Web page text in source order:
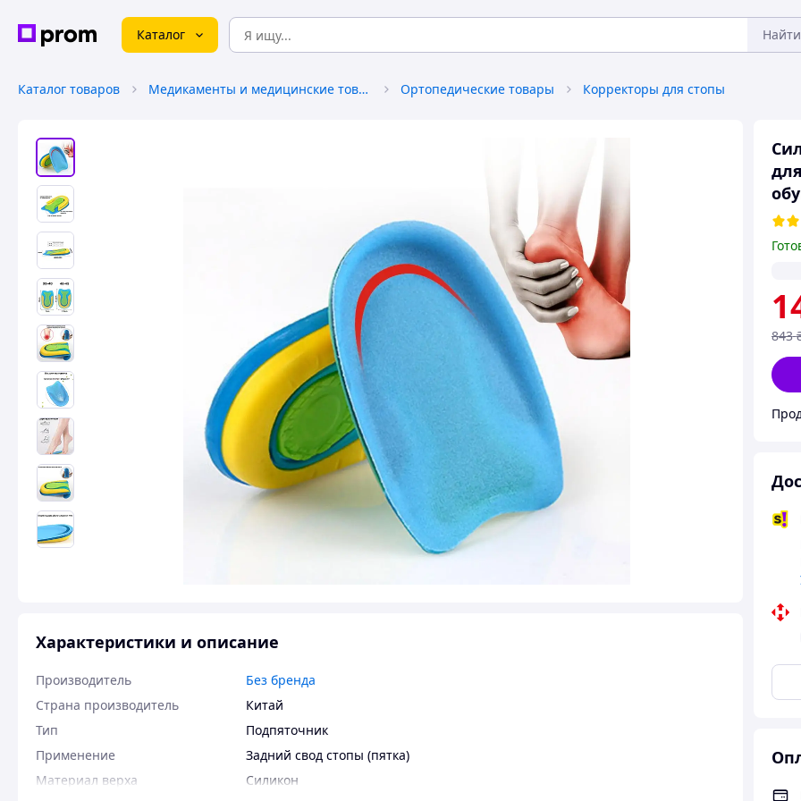
Каталог Найти
Каталог товаров Медикаменты и медицинские товары Ортопедические товары Корректоры для стопы
843
Характеристики и описание
Производитель
Без бренда
Страна производитель
Китай
Тип
Подпяточник
Применение
Задний свод стопы (пятка)
Материал верха
Силикон